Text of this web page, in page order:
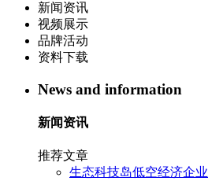
新闻资讯
视频展示
品牌活动
资料下载
News and information
新闻资讯
推荐文章
生态科技岛低空经济企业